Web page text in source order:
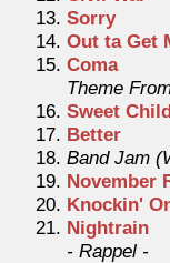
Sorry
Out ta Get
Coma
Theme
Sweet
Better
Band Jam
November
Knockin'
Nightrain
- Rappel -